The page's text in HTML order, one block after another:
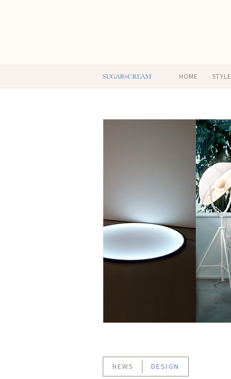
HOME STYLE
NEWS DESIGN